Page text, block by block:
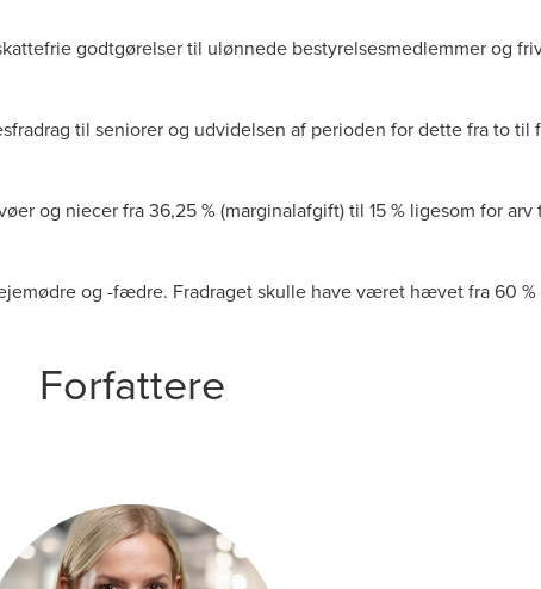
godtgørelser til ulønnede bestyrelsesmedlemmer og
til seniorer og udvidelsen af perioden for dette fra to til
og niecer fra 36,25 % (marginalafgift) til 15 % ligesom for arv
og -fædre. Fradraget skulle have været hævet fra 60 %
Forfattere